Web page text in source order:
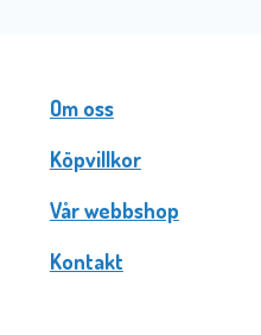
Om oss
Köpvillkor
Vår webbshop
Kontakt